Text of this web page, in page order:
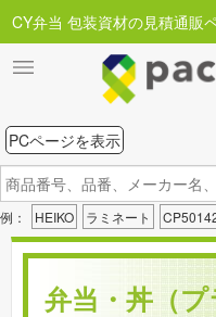
CY弁当 包装資材の見積通販
PCページを表示
例： HEIKO ラミネート
弁当・丼（プ